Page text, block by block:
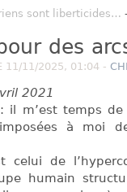
sont liberticides…
des
11/11/2025, 01:04 -
2021
il m’est temps
à moi
celui de
humain